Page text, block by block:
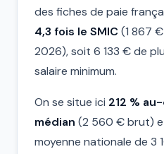
des fiches de paie
4,3 fois le SMIC (1 867
2026), soit 6 133 € de
salaire minimum.
On se situe ici 212 %
médian (2 560 € brut)
moyenne nationale de 3